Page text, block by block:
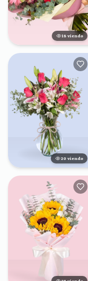
17 viendo
19 viendo